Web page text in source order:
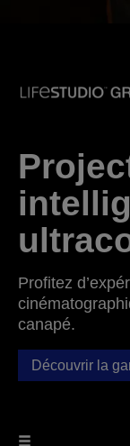
Profitez
canapé.
Découvrir la